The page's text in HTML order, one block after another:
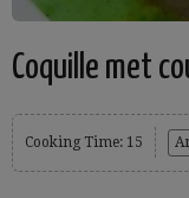
Coquille met
Cooking Time: 15